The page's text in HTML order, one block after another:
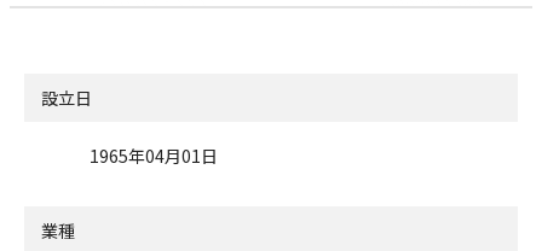
設立日
1965年04月01日
業種